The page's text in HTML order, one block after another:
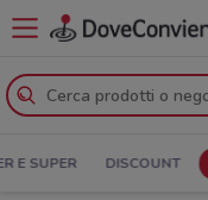
E SUPER DISCOUNT